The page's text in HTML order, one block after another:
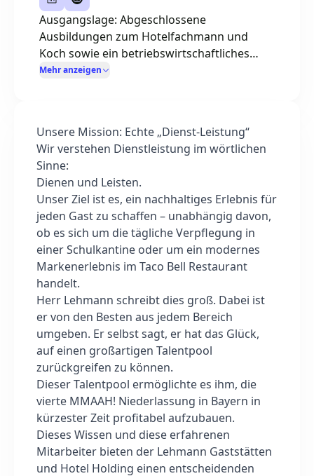
Ausgangslage: Abgeschlossene
Ausbildungen zum Hotelfachmann und
Koch sowie ein betriebswirtschaftliches
Studium
Leitung des VIP-Bereichs der Allianz Arena
Bewiesene Resilienz: Erfolgreiche
Neuausrichtung und Skalierung der Gruppe
nach der Pandemie.
Mehr anzeigen
Unsere Mission: Echte „Dienst-Leistung“
Wir verstehen Dienstleistung im wörtlichen
Sinne:
Dienen und Leisten.
Unser Ziel ist es, ein nachhaltiges Erlebnis für
jeden Gast zu schaffen – unabhängig davon,
ob es sich um die tägliche Verpflegung in
einer Schulkantine oder um ein modernes
Markenerlebnis im Taco Bell Restaurant
handelt.
Herr Lehmann schreibt dies groß. Dabei ist
er von den Besten aus jedem Bereich
umgeben. Er selbst sagt, er hat das Glück,
auf einen großartigen Talentpool
zurückgreifen zu können.
Dieser Talentpool ermöglichte es ihm, die
vierte MMAAH! Niederlassung in Bayern in
kürzester Zeit profitabel aufzubauen.
Dieses Wissen und diese erfahrenen
Mitarbeiter bieten der Lehmann Gaststätten
und Hotel Holding einen entscheidenden